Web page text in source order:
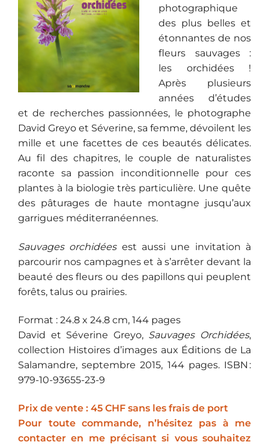
photographique
des plus belles et
étonnantes de nos
fleurs sauvages :
les orchidées !
Après plusieurs
années d’études
et de recherches passionnées, le photographe
David Greyo et Séverine, sa femme, dévoilent les
mille et une facettes de ces beautés délicates.
Au fil des chapitres, le couple de naturalistes
raconte sa passion inconditionnelle pour ces
plantes à la biologie très particulière. Une quête
des pâturages de haute montagne jusqu’aux
garrigues méditerranéennes.
Sauvages orchidéesest aussi une invitation à
parcourir nos campagnes et à s’arrêter devant la
beauté des fleurs ou des papillons qui peuplent
forêts, talus ou prairies.
Format : 24.8 x 24.8 cm, 144 pages
David et Séverine Greyo, Sauvages Orchidées,
collection Histoires d’images aux Éditions de La
Salamandre, septembre 2015, 144 pages. ISBN :
979-10-93655-23-9
Prix de vente : 45 CHF sans les frais de port
Pour toute commande, n’hésitez pas à me
contacter en me précisant si vous souhaitez